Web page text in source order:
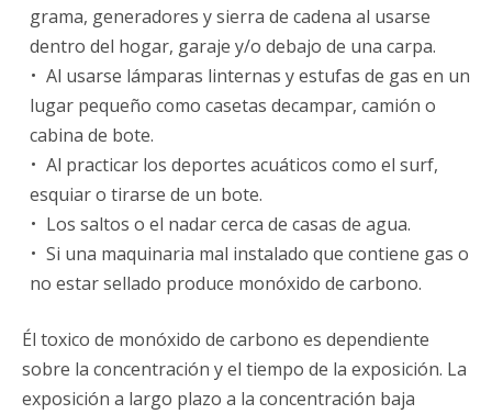
grama, generadores y sierra de cadena al usarse
dentro del hogar, garaje y/o debajo de una carpa.
Al usarse lámparas linternas y estufas de gas en un
lugar pequeño como casetas decampar, camión o
cabina de bote.
Al practicar los deportes acuáticos como el surf,
esquiar o tirarse de un bote.
Los saltos o el nadar cerca de casas de agua.
Si una maquinaria mal instalado que contiene gas o
no estar sellado produce monóxido de carbono.
Él toxico de monóxido de carbono es dependiente
sobre la concentración y el tiempo de la exposición. La
exposición a largo plazo a la concentración baja